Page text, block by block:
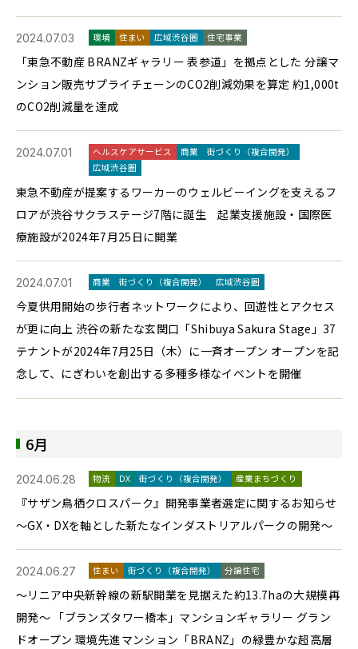
2024.07.03 環境 住まい 広域渋谷圏 住宅事業
「東急不動産 BRANZギャラリー 表参道」を拠点とした 分譲マ
ンション販売サプライチェーンのCO2削減効果を算定 約1,000t
のCO2削減量を達成
2024.07.01 ヘルスケアサービス 商業
街づくり（複合開発）
広域渋谷圏
東急不動産が提案するワーカーのウェルビーイングを支えるフ
ロアが渋谷サクラステージ7階に誕生 起業支援施設・国際医
療施設が2024年7月25日に開業
2024.07.01 商業 街づくり（複合開発） 広域渋谷圏
今夏供用開始の歩行者ネットワークにより、回遊性とアクセス
が更に向上 渋谷の新たな玄関口「Shibuya Sakura Stage」37
テナントが2024年7月25日（木）に一斉オープン オープンを記
念して、にぎわいを創出する多種多様なイベントを開催
6月
2024.06.28 物流 DX 街づくり（複合開発） 産業まちづくり
『サザン鳥栖クロスパーク』開発事業者選定に関するお知らせ
～GX・DXを軸とした新たなインダストリアルパークの開発～
2024.06.27 住まい 街づくり（複合開発） 分譲住宅
～リニア中央新幹線の新駅開業を見据えた約13.7haの大規模再
開発～ 「ブランズタワー橋本」マンションギャラリー グラン
ドオープン 環境先進マンション「BRANZ」の緑豊かな超高層